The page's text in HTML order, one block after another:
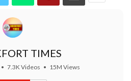
TIMES
• 7.3K Videos • 15M Views